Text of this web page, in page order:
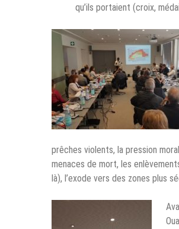
qu’ils portaient (croix,
prêches violents, la pression
menaces de mort, les
là), l’exode vers des zones plus